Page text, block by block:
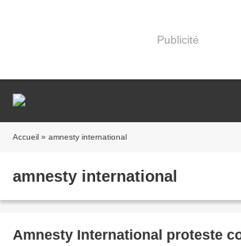
Publicité
Accueil » amnesty international
amnesty international
Amnesty International proteste